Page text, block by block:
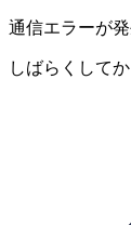
通信エラーが発
しばらくして